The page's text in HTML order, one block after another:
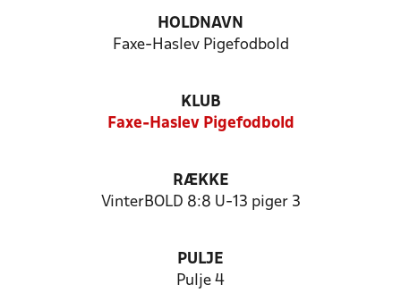
HOLDNAVN
Faxe-Haslev Pigefodbold
KLUB
Faxe-Haslev Pigefodbold
RÆKKE
VinterBOLD 8:8 U-13 piger 3
PULJE
Pulje 4